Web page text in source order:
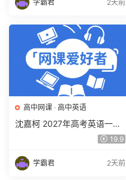
学霸君 2天前
高中网课 · 高中英语
沈嘉柯 2027年高考英语一轮
复习网课教程 高三英语 上学
下载
19.9
学霸君 2天前